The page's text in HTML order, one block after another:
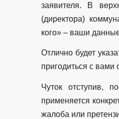
заявителя. В
(директора)
кого» – ваши
Отлично будет
пригодиться с вами
Чуток отступив,
применяется
жалоба или